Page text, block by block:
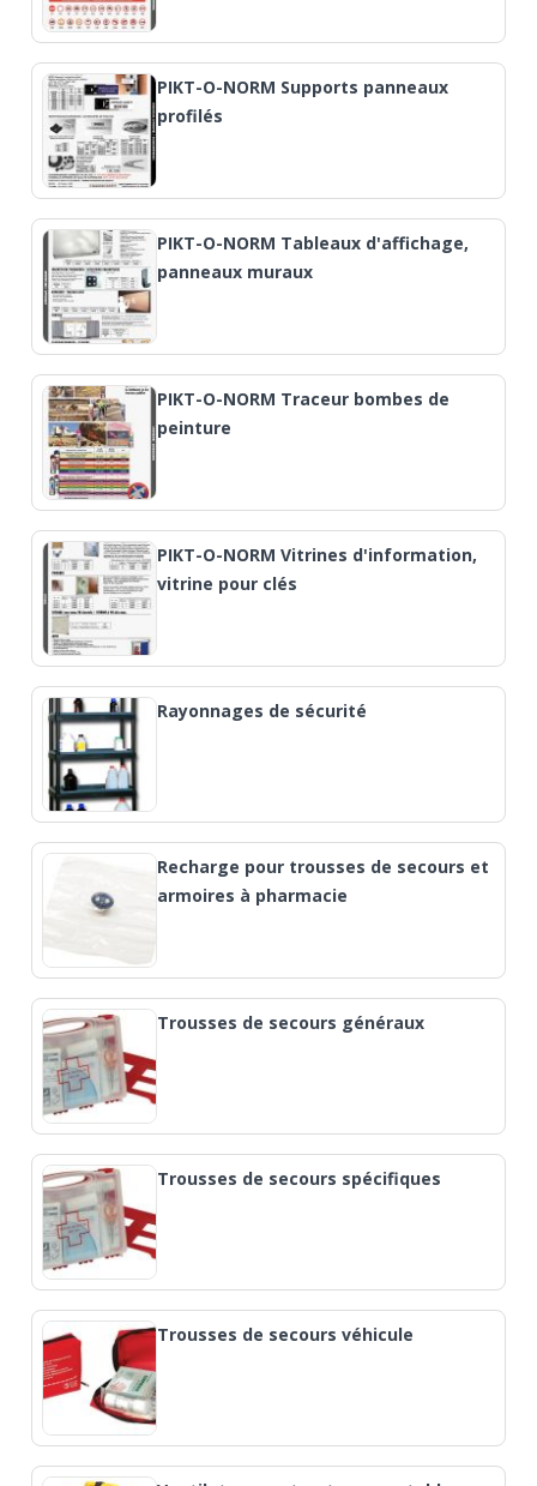
PIKT-O-NORM Supports panneaux
profilés
PIKT-O-NORM Tableaux d'affichage,
panneaux muraux
PIKT-O-NORM Traceur bombes de
peinture
PIKT-O-NORM Vitrines d'information,
vitrine pour clés
Rayonnages de sécurité
Recharge pour trousses de secours et
armoires à pharmacie
Trousses de secours généraux
Trousses de secours spécifiques
Trousses de secours véhicule